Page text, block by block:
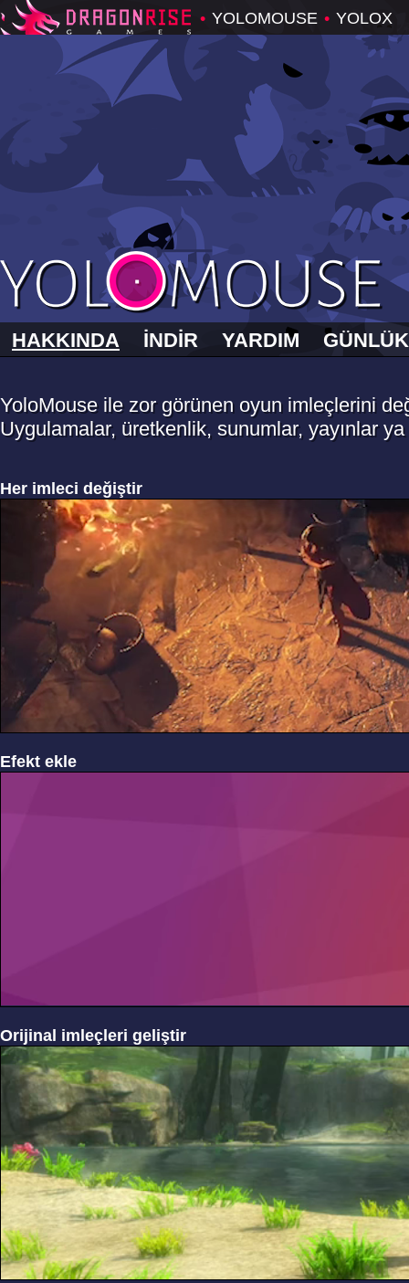
• YOLOMOUSE • YOLOX
HAKKINDA İNDİR YARDIM GÜNLÜK
YoloMouse ile zor görünen oyun imleçlerini
Uygulamalar, üretkenlik, sunumlar, yayınlar
Her imleci değiştir
Efekt ekle
Orijinal imleçleri geliştir